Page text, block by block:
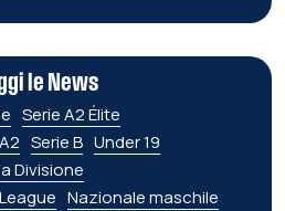
le News
Serie A2 Élite
Serie B Under 19
Divisione
Nazionale maschile